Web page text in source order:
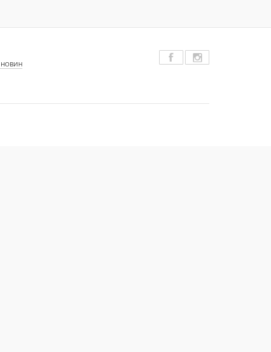
НОВИН